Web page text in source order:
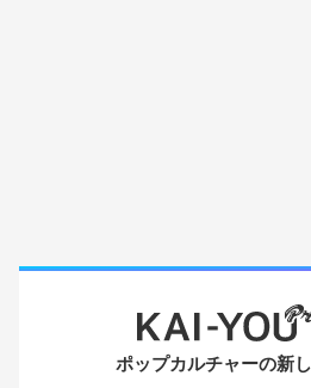
ポップカルチャーの新